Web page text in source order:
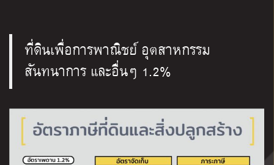
ที่ดินเพื่อการพาณิชย์ อุตสาหกรรม
สันทนาการ และอื่นๆ 1.2%